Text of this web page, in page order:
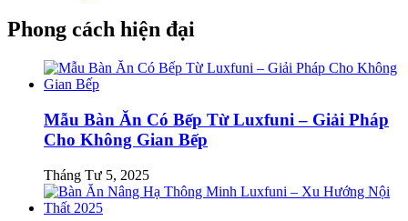
Phong cách hiện đại
Mẫu Bàn Ăn Có Bếp Từ Luxfuni – Giải Pháp
Cho Không Gian Bếp
Tháng Tư 5, 2025